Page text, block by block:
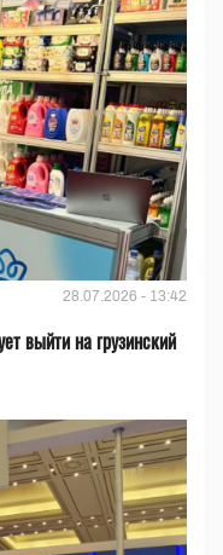
28.07.2026 - 13:42
выйти на грузинский